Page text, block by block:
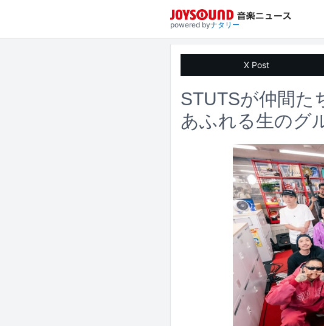
powered byナタリー
X Post
STUTSが仲間た
あふれる生のグ